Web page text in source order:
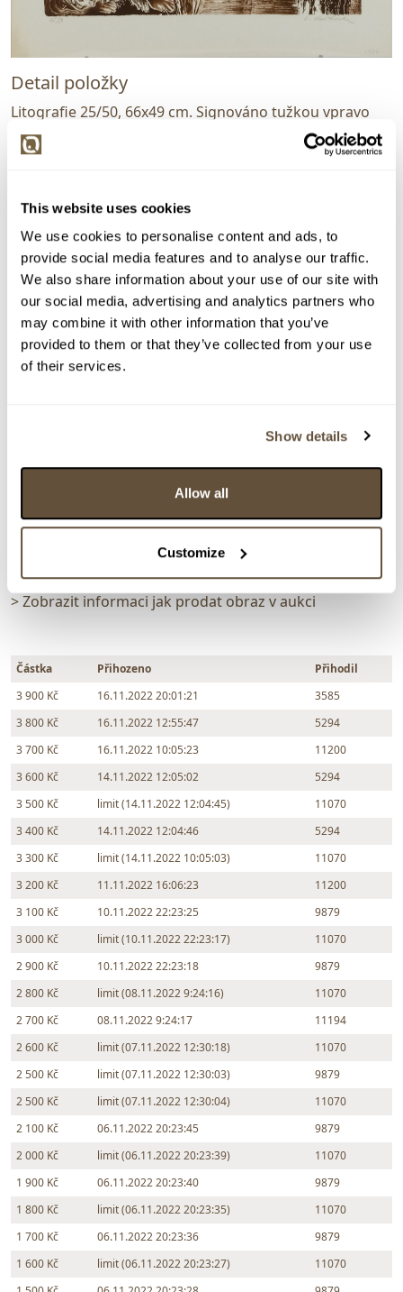
This website uses cookies
We use cookies to personalise content and ads, to
provide social media features and to analyse our traffic.
We also share information about your use of our site with
our social media, advertising and analytics partners who
may combine it with other information that you’ve
provided to them or that they’ve collected from your use
of their services.
Show details
Allow all
Customize
Detail položky
Litografie 25/50, 66x49 cm. Signováno tužkou vpravo
dole K. Laštovka. Volný list na sololitové desce krytý
plexisklem.
> zpět na aukční výsledky
Karel Laštovka
85529. Láska a přátelství
1 000 Kč
Zpět na aukční výsledky
Chcete prodat obraz od stejného autora?
> Zobrazit informaci jak prodat obraz v aukci
Částka Přihozeno
Přihodil
3 900 Kč
16.11.2022 20:01:21
3585
3 800 Kč
16.11.2022 12:55:47
5294
3 700 Kč
16.11.2022 10:05:23
11200
3 600 Kč
14.11.2022 12:05:02
5294
3 500 Kč
limit (14.11.2022 12:04:45)
11070
3 400 Kč
14.11.2022 12:04:46
5294
3 300 Kč
limit (14.11.2022 10:05:03)
11070
3 200 Kč
11.11.2022 16:06:23
11200
3 100 Kč
10.11.2022 22:23:25
9879
3 000 Kč
limit (10.11.2022 22:23:17)
11070
2 900 Kč
10.11.2022 22:23:18
9879
2 800 Kč
limit (08.11.2022 9:24:16)
11070
2 700 Kč
08.11.2022 9:24:17
11194
2 600 Kč
limit (07.11.2022 12:30:18)
11070
2 500 Kč
limit (07.11.2022 12:30:03)
9879
2 500 Kč
limit (07.11.2022 12:30:04)
11070
2 100 Kč
06.11.2022 20:23:45
9879
2 000 Kč
limit (06.11.2022 20:23:39)
11070
1 900 Kč
06.11.2022 20:23:40
9879
1 800 Kč
limit (06.11.2022 20:23:35)
11070
1 700 Kč
06.11.2022 20:23:36
9879
1 600 Kč
limit (06.11.2022 20:23:27)
11070